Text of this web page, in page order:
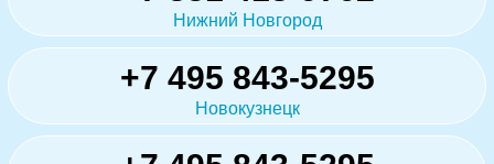
Нижний Новгород
+7 495 843-5295
Новокузнецк